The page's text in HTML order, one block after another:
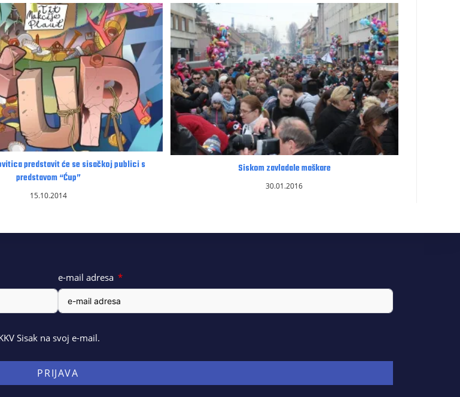
predstavit će se sisačkoj publici s
predstavom “Ćup”
15.10.2014
Siskom zavladale maškare
30.01.2016
e-mail adresa
Sisak na svoj e-mail.
PRIJAVA